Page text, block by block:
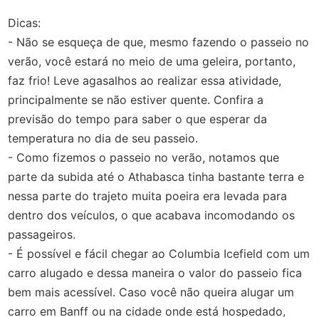
Dicas:
- Não se esqueça de que, mesmo fazendo o passeio no
verão, você estará no meio de uma geleira, portanto,
faz frio! Leve agasalhos ao realizar essa atividade,
principalmente se não estiver quente. Confira a
previsão do tempo para saber o que esperar da
temperatura no dia de seu passeio.
- Como fizemos o passeio no verão, notamos que
parte da subida até o Athabasca tinha bastante terra e
nessa parte do trajeto muita poeira era levada para
dentro dos veículos, o que acabava incomodando os
passageiros.
- É possível e fácil chegar ao Columbia Icefield com um
carro alugado e dessa maneira o valor do passeio fica
bem mais acessível. Caso você não queira alugar um
carro em Banff ou na cidade onde está hospedado,